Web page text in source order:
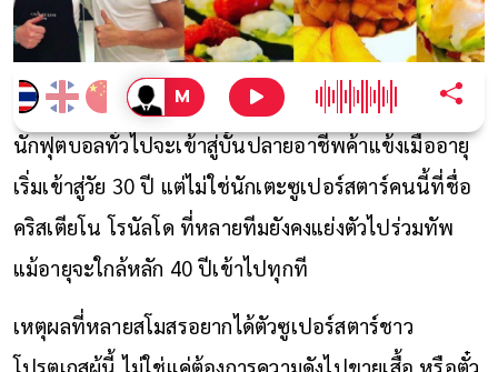
นักฟุตบอลทั่วไปจะเข้าสู่บั้นปลายอาชีพค้าแข้งเมื่ออายุ
เริ่มเข้าสู่วัย 30 ปี แต่ไม่ใช่นักเตะซูเปอร์สตาร์คนนี้ที่ชื่อ
คริสเตียโน โรนัลโด ที่หลายทีมยังคงแย่งตัวไปร่วมทัพ
แม้อายุจะใกล้หลัก 40 ปีเข้าไปทุกที
เหตุผลที่หลายสโมสรอยากได้ตัวซูเปอร์สตาร์ชาว
โปรตุเกสผู้นี้ ไม่ใช่แค่ต้องการความดังไปขายเสื้อ หรือตั๋ว